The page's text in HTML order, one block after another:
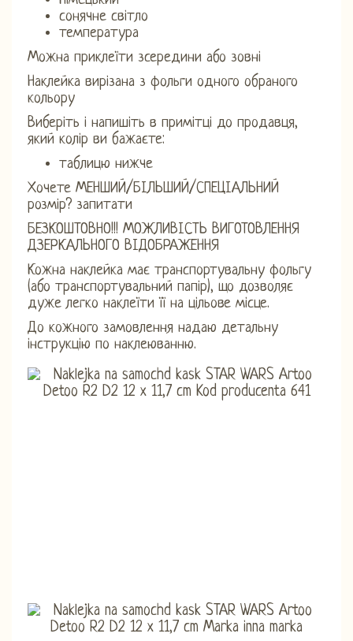
сонячне світло
температура
Можна приклеїти зсередини або зовні
Наклейка вирізана з фольги одного обраного
кольору
Виберіть і напишіть в примітці до продавця,
який колір ви бажаєте:
таблицю нижче
Хочете МЕНШИЙ/БІЛЬШИЙ/СПЕЦІАЛЬНИЙ
розмір? запитати
БЕЗКОШТОВНО!!! МОЖЛИВІСТЬ ВИГОТОВЛЕННЯ
ДЗЕРКАЛЬНОГО ВІДОБРАЖЕННЯ
Кожна наклейка має транспортувальну фольгу
(або транспортувальний папір), що дозволяє
дуже легко наклеїти її на цільове місце.
До кожного замовлення надаю детальну
інструкцію по наклеюванню.